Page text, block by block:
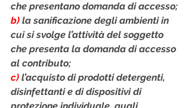
che presentano domanda di accesso;
b) la sanificazione degli ambienti in
cui si svolge l’attività del soggetto
che presenta la domanda di accesso
al contributo;
c) l’acquisto di prodotti detergenti,
disinfettanti e di dispositivi di